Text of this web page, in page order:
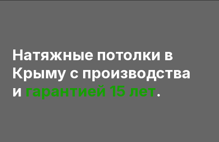
Натяжные потолки в
Крыму с производства
и гарантией 15 лет.